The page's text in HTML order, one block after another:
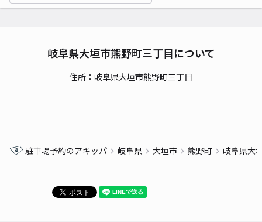
岐阜県大垣市熊野町三丁目について
住所：岐阜県大垣市熊野町三丁目
駐車場予約のアキッパ 岐阜県 大垣市 熊野町 岐阜県大